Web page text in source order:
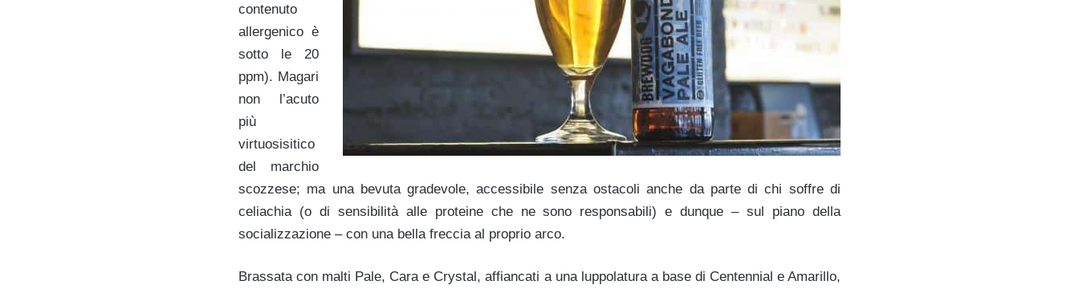
contenuto
allergenico è
sotto le 20
ppm). Magari
non l’acuto
più
virtuosisitico
del marchio
scozzese; ma una bevuta gradevole, accessibile senza ostacoli anche da parte di chi soffre di
celiachia (o di sensibilità alle proteine che ne sono responsabili) e dunque – sul piano della
socializzazione – con una bella freccia al proprio arco.
Brassata con malti Pale, Cara e Crystal, affiancati a una luppolatura a base di Centennial e Amarillo,